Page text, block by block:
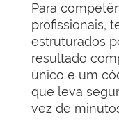
Para
profissionais,
estruturados
resultado
único e um
que leva
vez de